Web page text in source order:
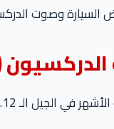
السيارة وصوت
تحت قدمك وفي الطارة عند السير على طرق مكسرة (مدقات) أو بلاط الإنترلوك.